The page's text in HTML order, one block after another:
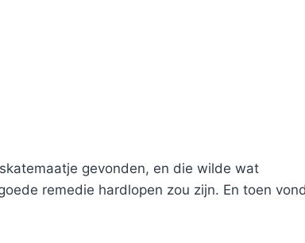
gevonden, en die wilde wat
remedie hardlopen zou zijn. En toen vond